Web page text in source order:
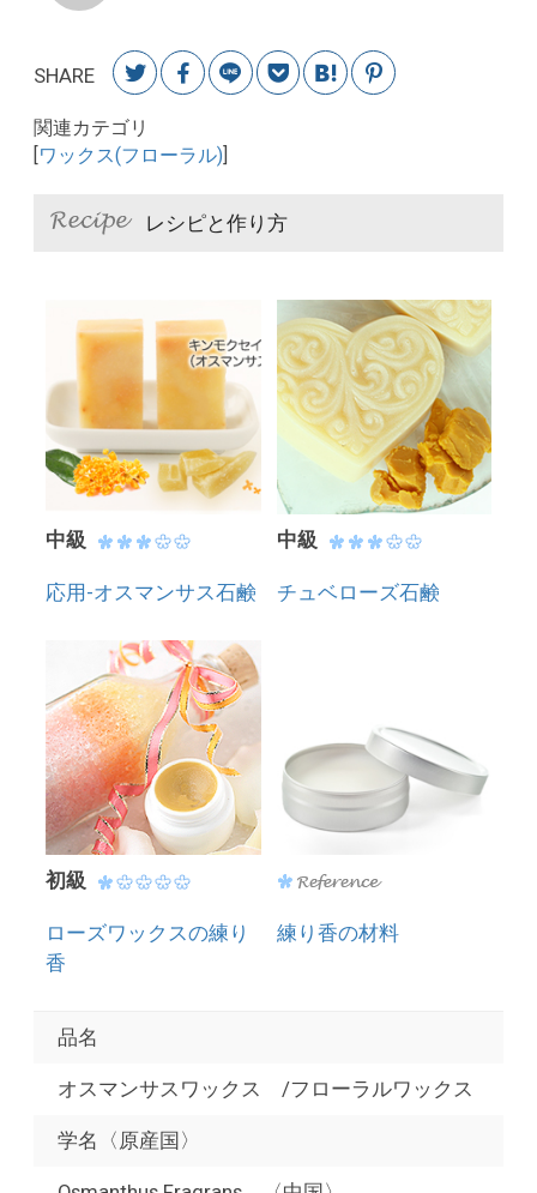
SHARE
関連カテゴリ
ワックス(フローラル)
レシピと作り方
中級
応用-オスマンサス石鹸
中級
チュベローズ石鹸
初級
ローズワックスの練り
香
練り香の材料
品名
オスマンサスワックス /フローラルワックス
学名〈原産国〉